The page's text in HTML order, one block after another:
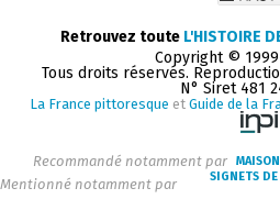
Retrouvez toute L'HISTOIRE
Copyright ©
Tous droits réservés.
N° Siret 481
La France pittoresque et Guide de la
Recommandé notamment par
Mentionné notamment par
SIGNETS